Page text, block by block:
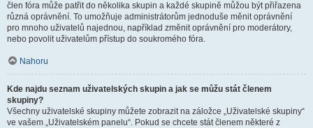
člen fóra může patřit do několika skupin a každé skupině můžou být přiřazena
různá oprávnění. To umožňuje administrátorům jednoduše měnit oprávnění
pro mnoho uživatelů najednou, například změnit oprávnění pro moderátory,
nebo povolit uživatelům přístup do soukromého fóra.
Nahoru
Kde najdu seznam uživatelských skupin a jak se můžu stát členem
skupiny?
Všechny uživatelské skupiny můžete zobrazit na záložce „Uživatelské skupiny“
ve vašem „Uživatelském panelu“. Pokud se chcete stát členem některé z